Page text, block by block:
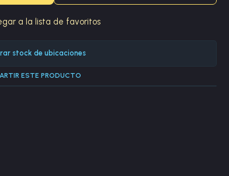
a la lista de favoritos
stock de ubicaciones
ESTE PRODUCTO